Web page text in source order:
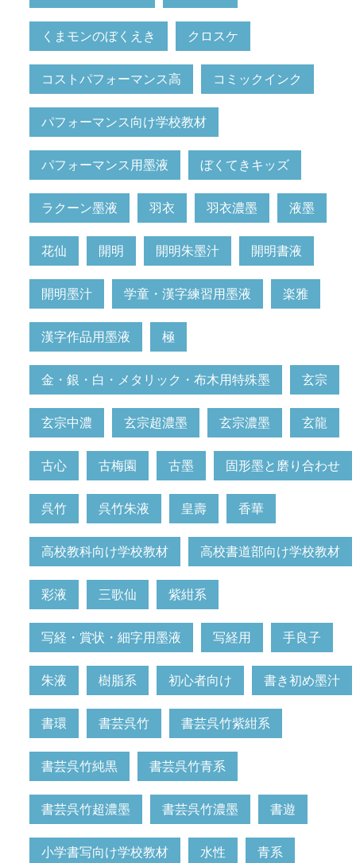
くまモンのぼくえき クロスケ
コストパフォーマンス高 コミックインク
パフォーマンス向け学校教材
パフォーマンス用墨液 ぼくてきキッズ
ラクーン墨液 羽衣 羽衣濃墨 液墨
花仙 開明 開明朱墨汁 開明書液
開明墨汁 学童・漢字練習用墨液 楽雅
漢字作品用墨液 極
金・銀・白・メタリック・布木用特殊墨 玄宗
玄宗中濃 玄宗超濃墨 玄宗濃墨 玄龍
古心 古梅園 古墨 固形墨と磨り合わせ
呉竹 呉竹朱液 皇壽 香華
高校教科向け学校教材 高校書道部向け学校教材
彩液 三歌仙 紫紺系
写経・賞状・細字用墨液 写経用 手良子
朱液 樹脂系 初心者向け 書き初め墨汁
書環 書芸呉竹 書芸呉竹紫紺系
書芸呉竹純黒 書芸呉竹青系
書芸呉竹超濃墨 書芸呉竹濃墨 書遊
小学書写向け学校教材 水性 青系